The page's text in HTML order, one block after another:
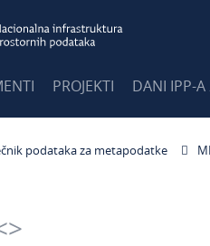
PROJEKTI DANI IPP-
podataka za metapodatke
>